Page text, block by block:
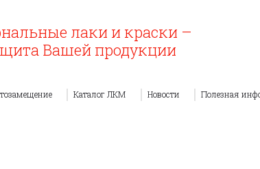
лаки и краски –
Вашей продукции
Каталог ЛКМ Новости Полезная